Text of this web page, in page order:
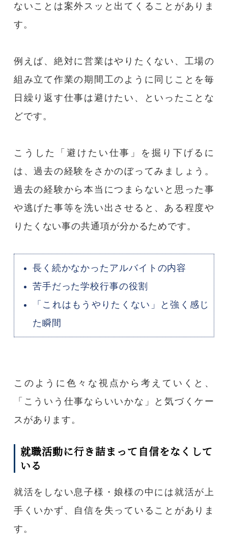
ないことは案外スッと出てくることがありま
す。
例えば、絶対に営業はやりたくない、工場の
組み立て作業の期間工のように同じことを毎
日繰り返す仕事は避けたい、といったことな
どです。
こうした「避けたい仕事」を掘り下げるに
は、過去の経験をさかのぼってみましょう。
過去の経験から本当につまらないと思った事
や逃げた事等を洗い出させると、ある程度や
りたくない事の共通項が分かるためです。
長く続かなかったアルバイトの内容
苦手だった学校行事の役割
「これはもうやりたくない」と強く感じ
た瞬間
このように色々な視点から考えていくと、
「こういう仕事ならいいかな」と気づくケー
スがあります。
就職活動に行き詰まって自信をなくして
いる
就活をしない息子様・娘様の中には就活が上
手くいかず、自信を失っていることがありま
す。